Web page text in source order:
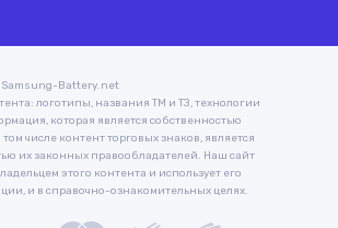
Battery.net
логотипы, названия ТМ и ТЗ, технологии
которая является собственностью
том числе контент торговых знаков, является
их законных правообладателей. Наш сайт
этого контента и использует его
и в справочно-ознакомительных целях.